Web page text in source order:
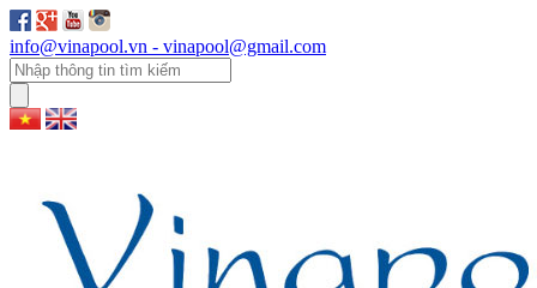
info@vinapool.vn - vinapool@gmail.com